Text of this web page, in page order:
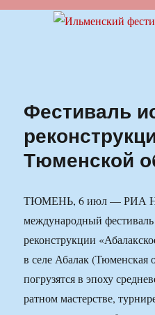
Ильменский
Фестиваль
Тюменской
ТЮМЕНЬ, 6 июл — РИА
международный фестиваль
реконструкции
в селе Абалак (Тюменская
погрузятся в эпоху
ратном мастерстве,